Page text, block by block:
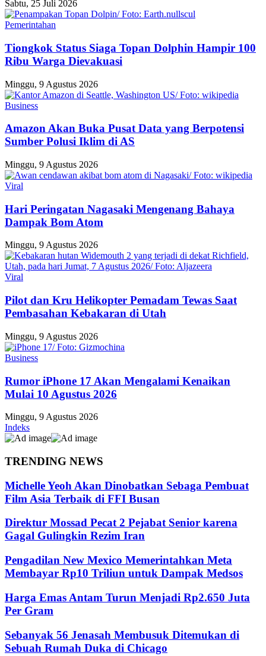
Sabtu, 25 Juli 2026
Pemerintahan
Tiongkok Status Siaga Topan Dolphin Hampir 100
Ribu Warga Dievakuasi
Minggu, 9 Agustus 2026
Business
Amazon Akan Buka Pusat Data yang Berpotensi
Sumber Polusi Iklim di AS
Minggu, 9 Agustus 2026
Viral
Hari Peringatan Nagasaki Mengenang Bahaya
Dampak Bom Atom
Minggu, 9 Agustus 2026
Viral
Pilot dan Kru Helikopter Pemadam Tewas Saat
Pembasahan Kebakaran di Utah
Minggu, 9 Agustus 2026
Business
Rumor iPhone 17 Akan Mengalami Kenaikan
Mulai 10 Agustus 2026
Minggu, 9 Agustus 2026
Indeks
TRENDING NEWS
Michelle Yeoh Akan Dinobatkan Sebaga Pembuat
Film Asia Terbaik di FFI Busan
Direktur Mossad Pecat 2 Pejabat Senior karena
Gagal Gulingkin Rezim Iran
Pengadilan New Mexico Memerintahkan Meta
Membayar Rp10 Triliun untuk Dampak Medsos
Harga Emas Antam Turun Menjadi Rp2.650 Juta
Per Gram
Sebanyak 56 Jenasah Membusuk Ditemukan di
Sebuah Rumah Duka di Chicago